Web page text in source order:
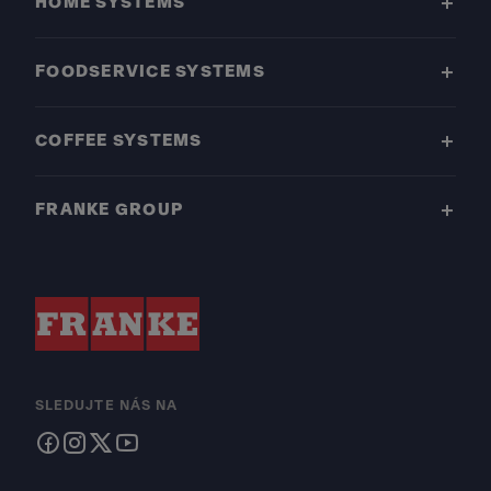
FOODSERVICE SYSTEMS
COFFEE SYSTEMS
FRANKE GROUP
SLEDUJTE NÁS NA